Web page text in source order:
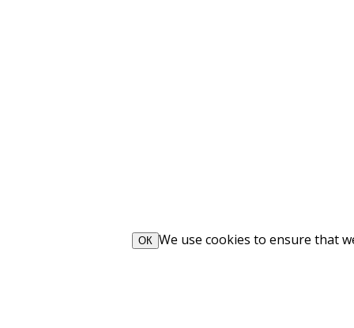
We use cookies to ensure that
ОК